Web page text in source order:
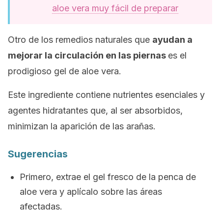
aloe vera muy fácil de preparar
Otro de los remedios naturales que ayudan a
mejorar la circulación en las piernas es el
prodigioso gel de aloe vera.
Este ingrediente contiene nutrientes esenciales y
agentes hidratantes que, al ser absorbidos,
minimizan la aparición de las arañas.
Sugerencias
Primero, extrae el gel fresco de la penca de
aloe vera y aplícalo sobre las áreas
afectadas.